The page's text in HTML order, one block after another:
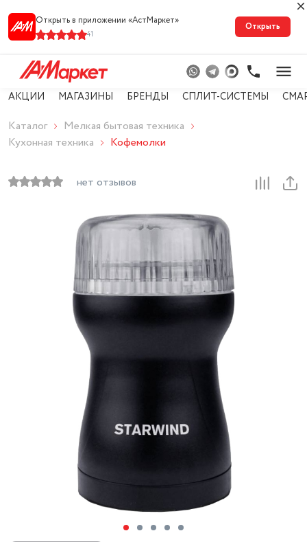
Открыть в приложении «АстМарке‪т‬»
41
Открыть
АКЦИИ МАГАЗИНЫ БРЕНДЫ СПЛИТ-СИСТЕМЫ
Каталог
Мелкая бытовая техника
Кухонная техника
Кофемолки
нет отзывов